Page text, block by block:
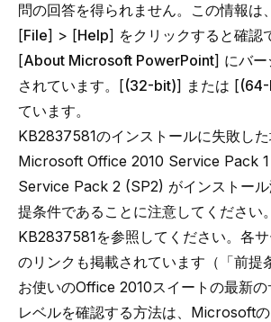
問の回答を得られません。この情報は
[File] > [Help] をクリックすると確認
[About Microsoft PowerPoint] にバー
されています。[(32-bit)] または [
ています。
KB2837581のインストールに失敗した
Microsoft Office 2010 Service Pack 1
Service Pack 2 (SP2) がインストー
提条件であることに注意してください
KB2837581を参照してください。各
のリンクも掲載されています（「前提
お使いのOffice 2010スイートの最新
レベルを確認する方法は、Microsoftの